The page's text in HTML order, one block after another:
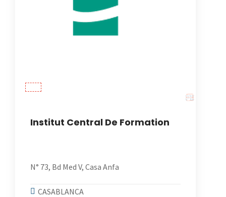
Institut Central De Formation
N° 73, Bd Med V, Casa Anfa
CASABLANCA